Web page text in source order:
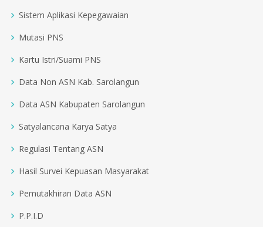
Sistem Aplikasi Kepegawaian
Mutasi PNS
Kartu Istri/Suami PNS
Data Non ASN Kab. Sarolangun
Data ASN Kabupaten Sarolangun
Satyalancana Karya Satya
Regulasi Tentang ASN
Hasil Survei Kepuasan Masyarakat
Pemutakhiran Data ASN
P.P.I.D